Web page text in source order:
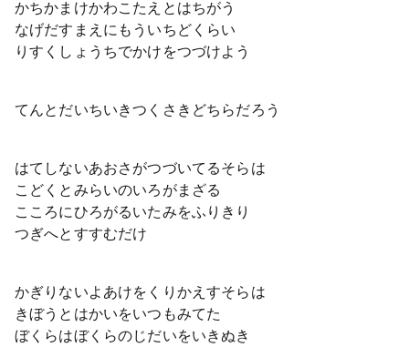
かちかまけかわこたえとはちがう
なげだすまえにもういちどくらい
りすくしょうちでかけをつづけよう
てんとだいちいきつくさきどちらだろう
はてしないあおさがつづいてるそらは
こどくとみらいのいろがまざる
こころにひろがるいたみをふりきり
つぎへとすすむだけ
かぎりないよあけをくりかえすそらは
きぼうとはかいをいつもみてた
ぼくらはぼくらのじだいをいきぬき